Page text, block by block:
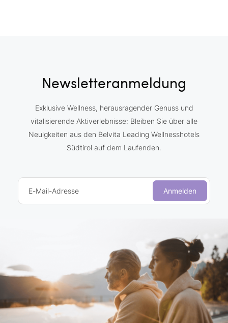
Newsletteranmeldung
Exklusive Wellness, herausragender Genuss und
vitalisierende Aktiverlebnisse: Bleiben Sie über alle
Neuigkeiten aus den Belvita Leading Wellnesshotels
Südtirol auf dem Laufenden.
E-Mail-Adresse Anmelden